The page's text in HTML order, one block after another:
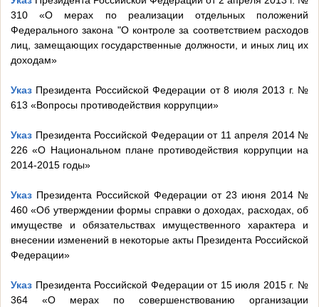
310 «О мерах по реализации отдельных положений
Федерального закона "О контроле за соответствием расходов
лиц, замещающих государственные должности, и иных лиц их
доходам»
Указ Президента Российской Федерации от 8 июля 2013 г. №
613 «Вопросы противодействия коррупции»
Указ Президента Российской Федерации от 11 апреля 2014 №
226 «О Национальном плане противодействия коррупции на
2014-2015 годы»
Указ Президента Российской Федерации от 23 июня 2014 №
460 «Об утверждении формы справки о доходах, расходах, об
имуществе и обязательствах имущественного характера и
внесении изменений в некоторые акты Президента Российской
Федерации»
Указ Президента Российской Федерации от 15 июля 2015 г. №
364 «О мерах по совершенствованию организации